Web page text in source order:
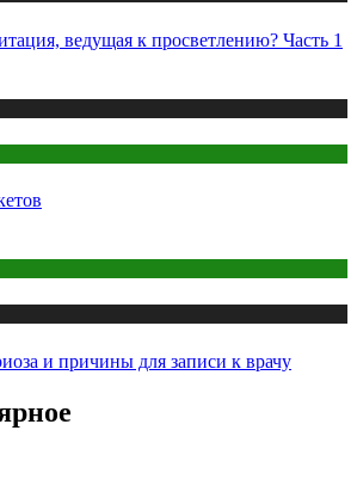
ведущая к просветлению? Часть 1
и причины для записи к врачу